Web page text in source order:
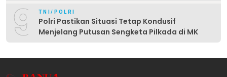
9 TNI/POLRI
Polri Pastikan Situasi Tetap Kondusif
Menjelang Putusan Sengketa Pilkada di MK